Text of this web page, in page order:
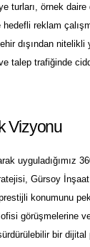
turları, örnek daire
reklam
dışından nitelikli
talep trafiğinde
Vizyonu
uyguladığımız
Gürsoy İnşaat
konumunu
görüşmelerine
bir dijital